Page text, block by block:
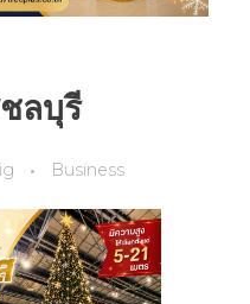
ลบุรี
Business